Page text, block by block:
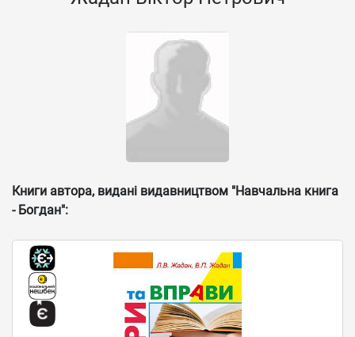
Книги автора, видані видавництвом "Навчальна книга
- Богдан":